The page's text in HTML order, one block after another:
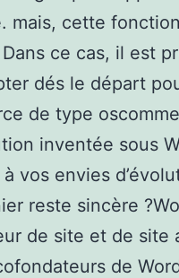
mais, cette
ce cas, il est
dés le départ
de type
inventée sous
vos envies
reste sincère
de site et de site
de